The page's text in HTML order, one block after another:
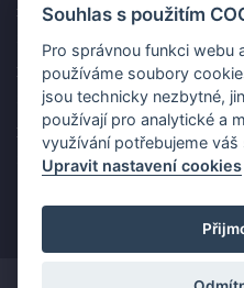
nejlepší cenu z letáku!
Kup špekáčky od Váhaly a
29.07
Prokop pro Vás vybírá na
29.07
Souhlas s použitím
Pro správnou funkci webu
používáme soubory
jsou technicky nezbytné,
používají pro analytické a
využívání potřebujeme váš
Upravit nastavení cookies